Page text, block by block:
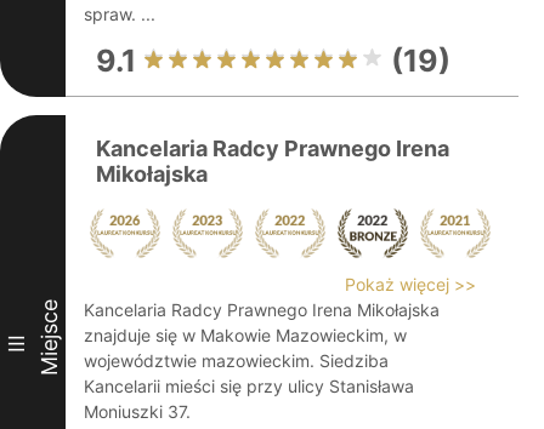
spraw. ...
9.1 (19)
III Miejsce
Kancelaria Radcy Prawnego Irena
Mikołajska
Pokaż więcej >>
Kancelaria Radcy Prawnego Irena Mikołajska
znajduje się w Makowie Mazowieckim, w
województwie mazowieckim. Siedziba
Kancelarii mieści się przy ulicy Stanisława
Moniuszki 37.